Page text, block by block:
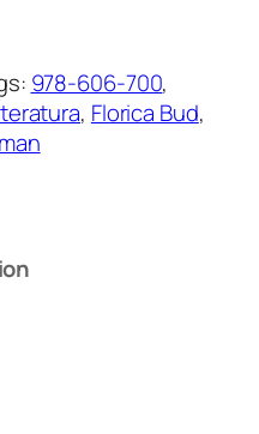
978-606-700
, Florica Bud